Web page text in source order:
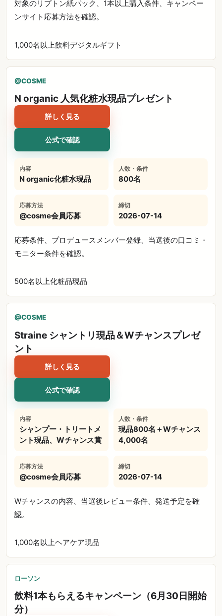
対象のリプトン紙パック、1本以上購入条件、キャンペー
ンサイト応募方法を確認。
1,000名以上飲料デジタルギフト
@COSME
N organic 人気化粧水現品プレゼント
詳しく見る
公式で確認
内容
N organic化粧水現品
人数・条件
800名
応募方法
@cosme会員応募
締切
2026-07-14
応募条件、プロデュースメンバー登録、当選後の口コミ・
モニター条件を確認。
500名以上化粧品現品
@COSME
Straine シャントリ現品＆Wチャンスプレゼ
ント
詳しく見る
公式で確認
内容
シャンプー・トリートメ
ント現品、Wチャンス賞
人数・条件
現品800名＋Wチャンス
4,000名
応募方法
@cosme会員応募
締切
2026-07-14
Wチャンスの内容、当選後レビュー条件、発送予定を確
認。
1,000名以上ヘアケア現品
ローソン
飲料1本もらえるキャンペーン（6月30日開始
分）